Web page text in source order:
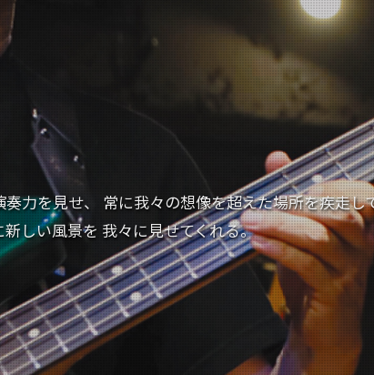
力を見せ、 常に我々の想像を超えた場所を疾走し
しい風景を 我々に見せてくれる。